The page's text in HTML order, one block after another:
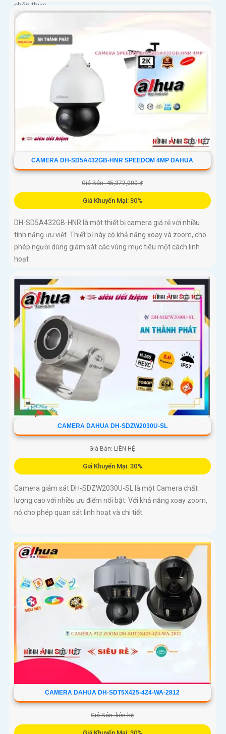
chân thực
CAMERA DH-SD5A432GB-HNR SPEEDOM 4MP DAHUA
Giá Bán: 45,372,000 ₫
Giá Khuyến Mại: 30%
DH-SD5A432GB-HNR là một thiết bị camera giá rẻ với nhiều
tính năng ưu việt. Thiết bị này có khả năng xoay và zoom, cho
phép người dùng giám sát các vùng mục tiêu một cách linh
hoạt
CAMERA DAHUA DH-SDZW2030U-SL
Giá Bán: LIÊN HỆ
Giá Khuyến Mại: 30%
Camera giám sát DH-SDZW2030U-SL là một Camera chất
lượng cao với nhiều ưu điểm nổi bật. Với khả năng xoay zoom,
nó cho phép quan sát linh hoạt và chi tiết
CAMERA DAHUA DH-SDT5X425-4Z4-WA-2812
Giá Bán: liên hệ